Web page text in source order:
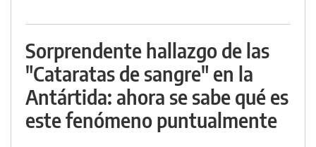
Sorprendente hallazgo de las
"Cataratas de sangre" en la
Antártida: ahora se sabe qué es
este fenómeno puntualmente